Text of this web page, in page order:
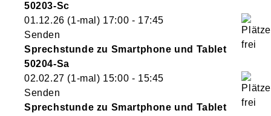
50203-Sc
01.12.26 (1-mal) 17:00 - 17:45
Senden
Sprechstunde zu Smartphone und Tablet
50204-Sa
02.02.27 (1-mal) 15:00 - 15:45
Senden
Sprechstunde zu Smartphone und Tablet